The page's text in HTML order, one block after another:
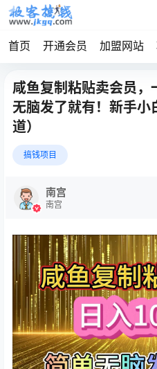
首页 开通会员 加盟网站
咸鱼复制粘贴卖会员
无脑发了就有！新手小
道）
搞钱项目
南宫
南宫